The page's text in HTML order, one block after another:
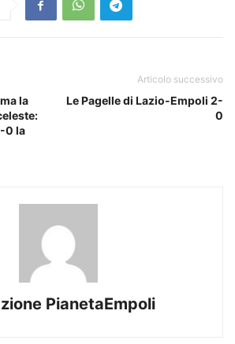
la
0 la
Articolo successivo
Le Pagelle di Lazio-Empoli 2-
0
PianetaEmpoli